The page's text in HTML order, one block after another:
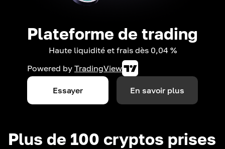
Plateforme de trading
Haute liquidité et frais dès 0,04 %
Powered by TradingView
Essayer En savoir plus
Plus de 100 cryptos prises